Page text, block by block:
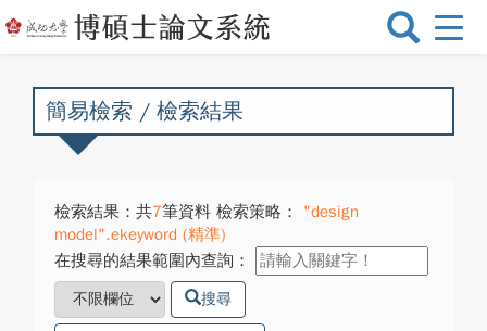
選
換
簡易檢索 / 檢索結果
檢索結果：共7筆資料 檢索策略：
"design
model".ekeyword (精準)
在搜尋的結果範圍內查詢：
搜尋